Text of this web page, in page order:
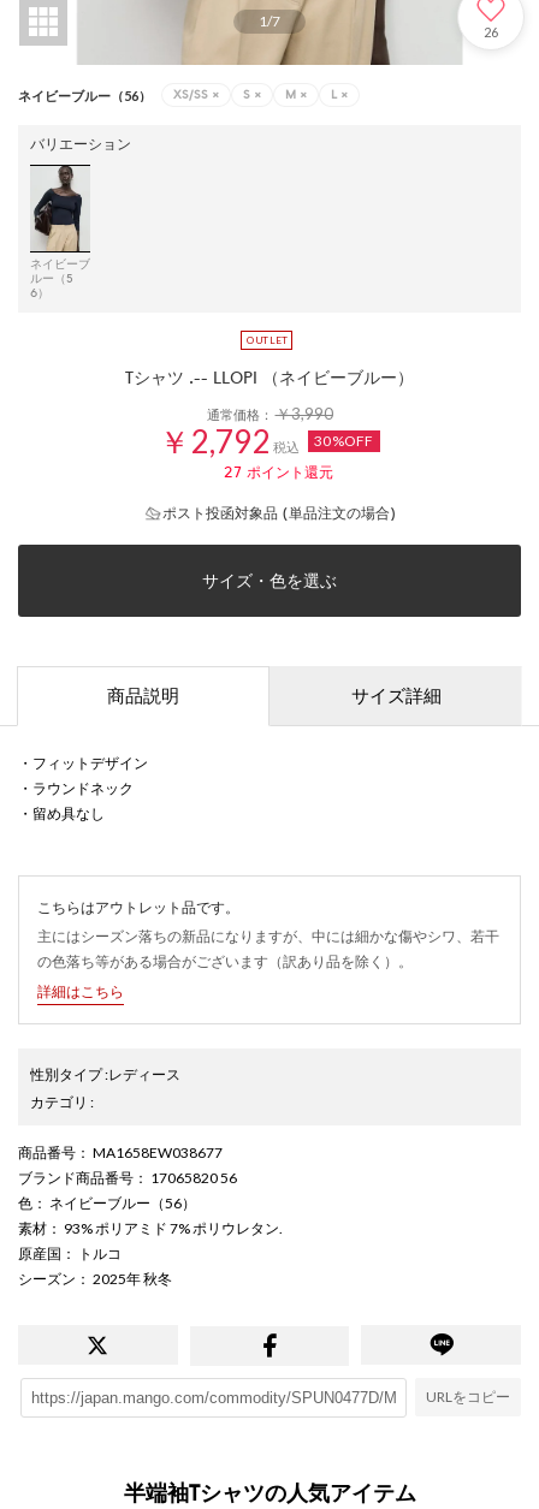
1/7
26
ネイビーブルー（56） XS/SS × S × M × L ×
バリエーション
ネイビーブ
ルー（5
6）
Tシャツ .-- LLOPI （ネイビーブルー）
通常価格：￥3,990
￥2,792 税込 30%OFF
27 ポイント還元
ポスト投函対象品 (単品注文の場合)
サイズ・色を選ぶ
商品説明 サイズ詳細
・フィットデザイン
・ラウンドネック
・留め具なし
こちらはアウトレット品です。
主にはシーズン落ちの新品になりますが、中には細かな傷やシワ、若干
の色落ち等がある場合がございます（訳あり品を除く）。
詳細はこちら
性別タイプ:レディース
カテゴリ :
商品番号 ： MA1658EW038677
ブランド商品番号 ： 17065820 56
色 ： ネイビーブルー（56）
素材 ： 93% ポリアミド 7% ポリウレタン.
原産国 ： トルコ
シーズン ： 2025年 秋冬
URLをコピー
半端袖Tシャツの人気アイテム